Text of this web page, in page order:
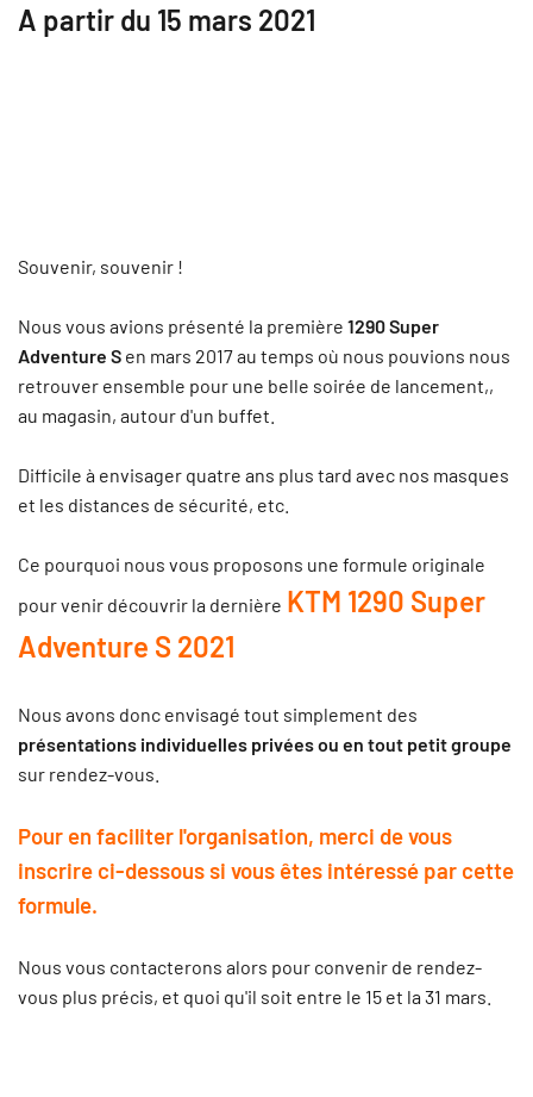
A partir du 15 mars 2021
Souvenir, souvenir !
Nous vous avions présenté la première 1290 Super
Adventure S en mars 2017 au temps où nous pouvions nous
retrouver ensemble pour une belle soirée de lancement,,
au magasin, autour d'un buffet.
Difficile à envisager quatre ans plus tard avec nos masques
et les distances de sécurité, etc.
Ce pourquoi nous vous proposons une formule originale
pour venir découvrir la dernière KTM 1290 Super
Adventure S 2021
Nous avons donc envisagé tout simplement des
présentations individuelles privées ou en tout petit groupe
sur rendez-vous.
Pour en faciliter l'organisation, merci de vous
inscrire ci-dessous si vous êtes intéressé par cette
formule.
Nous vous contacterons alors pour convenir de rendez-
vous plus précis, et quoi qu'il soit entre le 15 et la 31 mars.